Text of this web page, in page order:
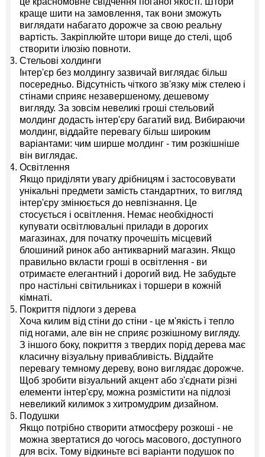
краще шити на замовлення, так вони зможуть
виглядати набагато дорожче за свою реальну
вартість. Закріплюйте штори вище до стелі, щоб
створити ілюзію повноти.
Стельові холдинги
Інтер'єр без молдингу зазвичай виглядає більш
посередньо. Відсутність чіткого зв'язку між стелею і
стінами сприяє незавершеному, дешевому
вигляду. За зовсім невеликі гроші стельовий
молдинг додасть інтер'єру багатий вид. Вибираючи
молдинг, віддайте перевагу більш широким
варіантами: чим ширше молдинг - тим розкішніше
він виглядає.
Освітлення
Якщо приділяти увагу дрібницям і застосовувати
унікальні предмети замість стандартних, то вигляд
інтер'єру змінюється до невпізнання. Це
стосується і освітлення. Немає необхідності
купувати освітлювальні прилади в дорогих
магазинах, для початку прочешіть місцевий
блошиний ринок або антикварний магазин. Якщо
правильно вкласти гроші в освітлення - ви
отримаєте елегантний і дорогий вид. Не забудьте
про настільні світильниках і торшери в кожній
кімнаті.
Покриття підлоги з дерева
Хоча килим від стіни до стіни - це м'якість і тепло
під ногами, але він не сприяє розкішному вигляду.
З іншого боку, покриття з твердих порід дерева має
класичну візуальну привабливість. Віддайте
перевагу темному дереву, воно виглядає дорожче.
Щоб зробити візуальний акцент або з'єднати різні
елементи інтер'єру, можна розмістити на підлозі
невеликий килимок з хитромудрим дизайном.
Подушки
Якщо потрібно створити атмосферу розкоші - не
можна звертатися до чогось масового, доступного
для всіх. Тому відкиньте всі варіанти подушок по